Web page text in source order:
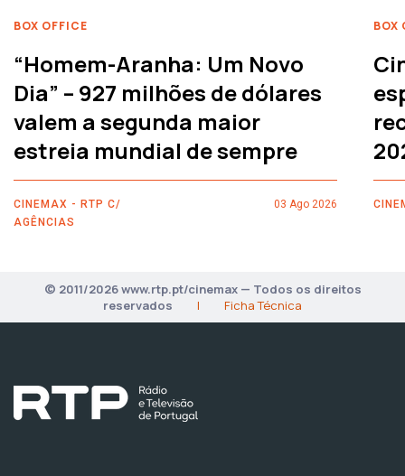
BOX OFFICE
“Homem-Aranha: Um Novo
Dia” – 927 milhões de dólares
valem a segunda maior
estreia mundial de sempre
CINEMAX - RTP C/
AGÊNCIAS
03 Ago 2026
BOX
© 2011/2026 www.rtp.pt/cinemax — Todos os direitos
reservados
| Ficha Técnica